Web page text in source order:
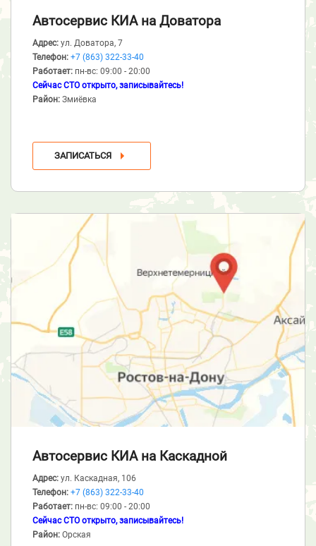
Автосервис КИА на Доватора
Адрес: ул. Доватора, 7
Телефон: +7 (863) 322-33-40
Работает: пн-вс: 09:00 - 20:00
Сейчас СТО открыто, записывайтесь!
Район: Змиёвка
ЗАПИСАТЬСЯ
Автосервис КИА на Каскадной
Адрес: ул. Каскадная, 106
Телефон: +7 (863) 322-33-40
Работает: пн-вс: 09:00 - 20:00
Сейчас СТО открыто, записывайтесь!
Район: Орская